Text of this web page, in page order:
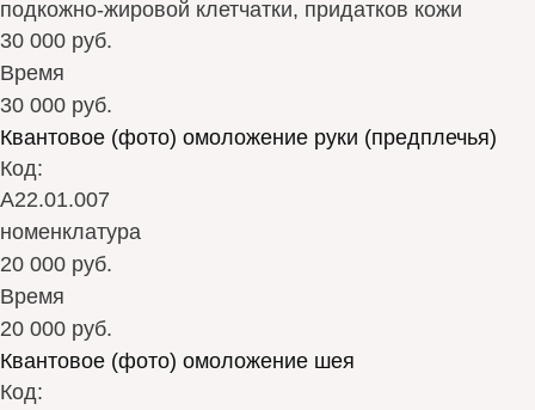
подкожно-жировой клетчатки, придатков кожи
30 000 руб.
Время
30 000 руб.
Квантовое (фото) омоложение руки (предплечья)
Код:
А22.01.007
номенклатура
20 000 руб.
Время
20 000 руб.
Квантовое (фото) омоложение шея
Код: